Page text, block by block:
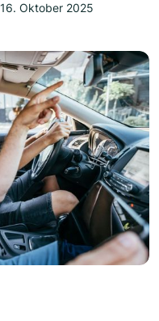
16. Oktober 2025